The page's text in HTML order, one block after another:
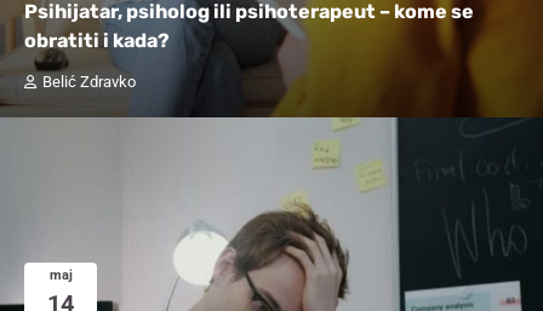
Psihijatar, psiholog ili psihoterapeut – kome se
obratiti i kada?
Belić Zdravko
maj
14